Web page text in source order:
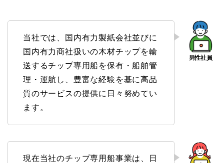
当社では、国内有力製紙会社並びに
国内有力商社扱いの木材チップを輸
送するチップ専用船を保有・船舶管
理・運航し、豊富な経験を基に高品
質のサービスの提供に日々努めてい
ます。
現在当社のチップ専用船事業は、日